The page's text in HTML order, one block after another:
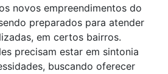
novos empreendimentos do
preparados para atender
em certos bairros.
precisam estar em sintonia
buscando oferecer